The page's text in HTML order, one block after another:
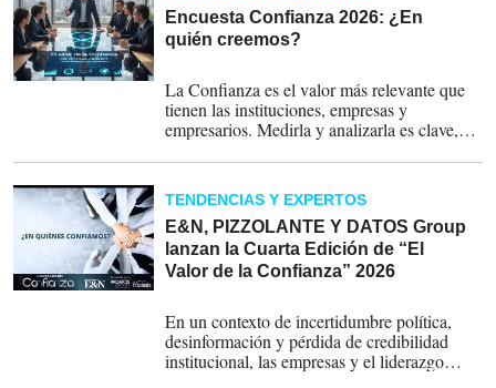
Encuesta Confianza 2026: ¿En
quién creemos?
La Confianza es el valor más relevante que
tienen las instituciones, empresas y
empresarios. Medirla y analizarla es clave,
y se convierte en una variable estratégica
para sostener crecimiento, estabilidad y
liderazgo. Al contarnos en qué líderes,
empresas, marcas e instituciones confían en
su país, los votantes ayudan a visibilizar
quiénes están haciendo las cosas bien y qué
participado?Ingrese a este link.
TENDENCIAS Y EXPERTOS
E&N, PIZZOLANTE Y DATOS Group
lanzan la Cuarta Edición de “El
Valor de la Confianza” 2026
En un contexto de incertidumbre política,
desinformación y pérdida de credibilidad
institucional, las empresas y el liderazgo